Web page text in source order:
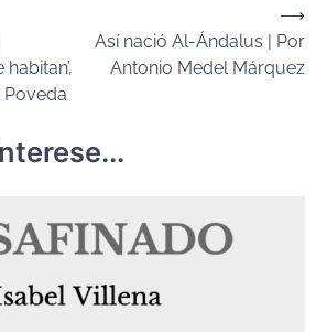
Poveda
Así nació Al-Ándalus | Por
Antonio Medel Márquez
⟶